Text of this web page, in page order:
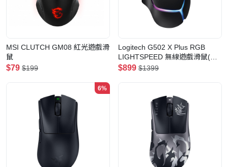
MSI CLUTCH GM08 紅光遊戲滑
鼠
$79 $199
Logitech G502 X Plus RGB
LIGHTSPEED 無線遊戲滑鼠(黑
色)
$899 $1399
6%